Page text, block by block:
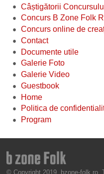
Câștigătorii
Concurs B Zone Folk
Concurs online de
Contact
Documente utile
Galerie Foto
Galerie Video
Guestbook
Home
Politica de
Program
© Copyright 2019, bzone-folk.ro.